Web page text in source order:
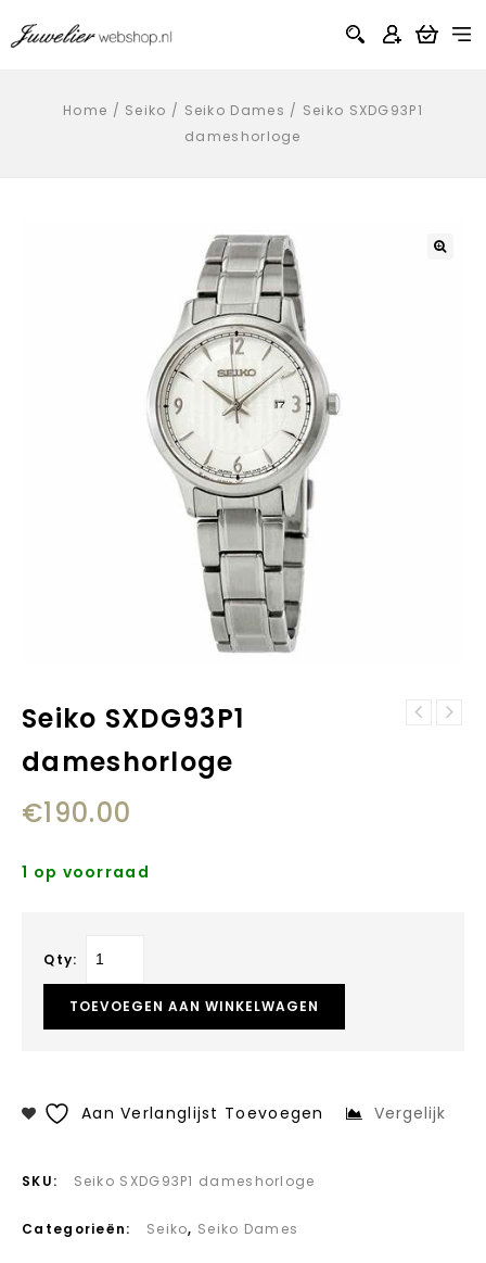
Home / Seiko / Seiko Dames / Seiko SXDG93P1
dameshorloge
Seiko SXDG93P1
dameshorloge
€190.00
1 op voorraad
Qty:
TOEVOEGEN AAN WINKELWAGEN
Aan Verlanglijst Toevoegen Vergelijk
SKU: Seiko SXDG93P1 dameshorloge
Categorieën: Seiko, Seiko Dames